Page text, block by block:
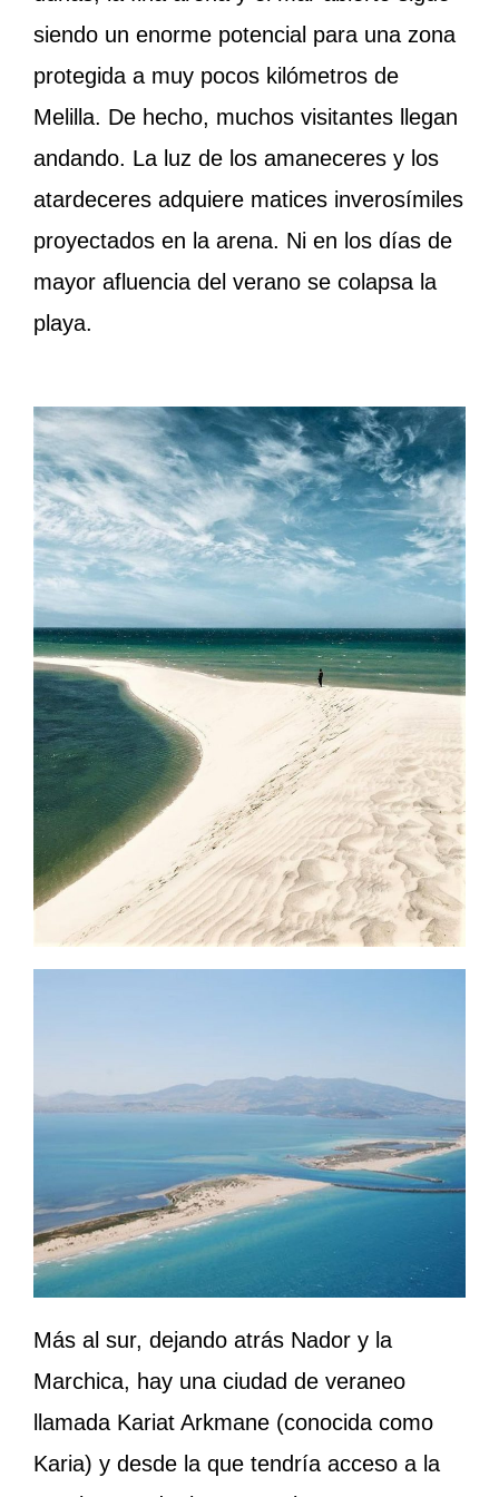
siendo un enorme potencial para una zona
protegida a muy pocos kilómetros de
Melilla. De hecho, muchos visitantes llegan
andando. La luz de los amaneceres y los
atardeceres adquiere matices inverosímiles
proyectados en la arena. Ni en los días de
mayor afluencia del verano se colapsa la
playa.
Más al sur, dejando atrás Nador y la
Marchica, hay una ciudad de veraneo
llamada Kariat Arkmane (conocida como
Karia) y desde la que tendría acceso a la